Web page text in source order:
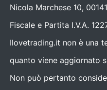
Nicola Marchese 10,
Fiscale e Partita I.V.A.
Ilovetrading.it non è una
quanto viene aggiornato
Non può pertanto